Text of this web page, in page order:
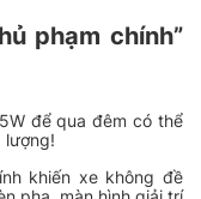
phạm chính”
để qua đêm có thể
lượng!
khiến xe không đề